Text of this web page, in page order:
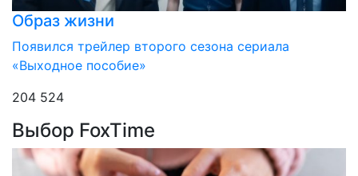
Образ жизни
Появился трейлер второго сезона сериала
«Выходное пособие»
204 524
Выбор FoxTime